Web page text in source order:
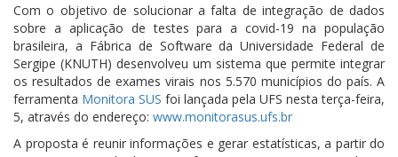
Com o objetivo de solucionar a falta de integração de dados
sobre a aplicação de testes para a covid-19 na população
brasileira, a Fábrica de Software da Universidade Federal de
Sergipe (KNUTH) desenvolveu um sistema que permite integrar
os resultados de exames virais nos 5.570 municípios do país. A
ferramenta Monitora SUS foi lançada pela UFS nesta terça-feira,
5, através do endereço: www.monitorasus.ufs.br
A proposta é reunir informações e gerar estatísticas, a partir do